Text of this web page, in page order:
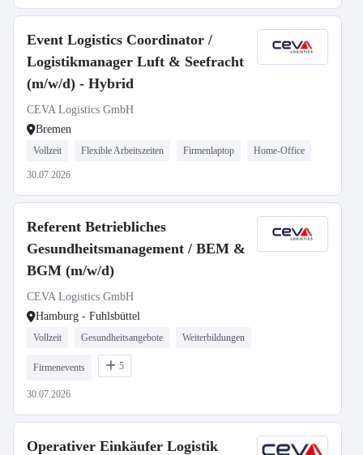
Event Logistics Coordinator /
Logistikmanager Luft & Seefracht
(m/w/d) - Hybrid
CEVA Logistics GmbH
Bremen
Vollzeit Flexible Arbeitszeiten Firmenlaptop Home-Office
30.07.2026
Referent Betriebliches
Gesundheitsmanagement / BEM &
BGM (m/w/d)
CEVA Logistics GmbH
Hamburg - Fuhlsbüttel
Vollzeit Gesundheitsangebote Weiterbildungen
Firmenevents 5
30.07.2026
Operativer Einkäufer Logistik